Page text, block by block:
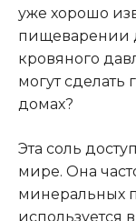
уже хорошо
пищеварении
кровяного
могут
домах?
Эта соль
мире. Она
минеральных
используется